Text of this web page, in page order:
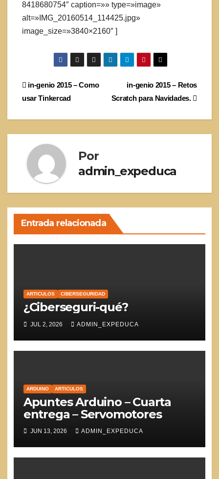
8418680754″ caption=»» type=»image»
alt=»IMG_20160514_114425.jpg»
image_size=»3840×2160″ ]
Navegación
in-genio 2015 – Retos
Scratch para Navidades.
in-genio 2015 – Como
usar Tinkercad
Por
admin_expeduca
Entrada relacionada
ARTICULOS CIBERSEGURIDAD
¿Ciberseguri-qué?
JUL 2, 2026 ADMIN_EXPEDUCA
ARDUINO ARTICULOS
Apuntes Arduino – Cuarta
entrega – Servomotores
JUN 13, 2026 ADMIN_EXPEDUCA